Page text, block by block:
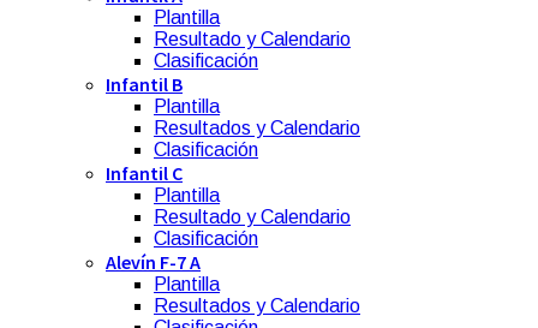
Plantilla
Resultado y Calendario
Clasificación
Infantil B
Plantilla
Resultados y Calendario
Clasificación
Infantil C
Plantilla
Resultado y Calendario
Clasificación
Alevín F-7 A
Plantilla
Resultados y Calendario